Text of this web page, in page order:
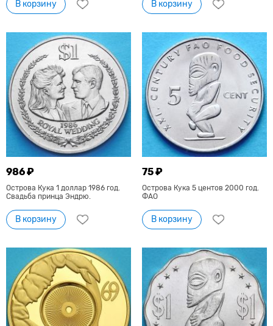
В корзину В корзину
986 ₽
Острова Кука 1 доллар 1986 год.
Свадьба принца Эндрю.
В корзину
75 ₽
Острова Кука 5 центов 2000 год.
ФАО
В корзину